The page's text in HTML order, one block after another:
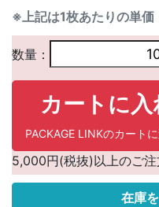
※上記は1枚あたりの単価
数量：
カートに入
PACKAGE LINKのカート
5,000円(税抜)以上のご
在庫